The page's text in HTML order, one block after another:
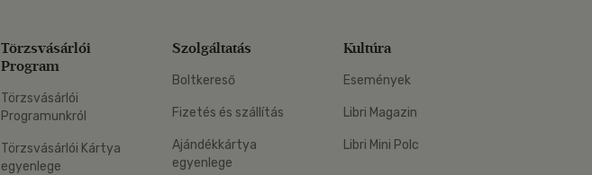
Törzsvásárlói
Program
Törzsvásárlói
Programunkról
Törzsvásárlói Kártya
egyenlege
Szolgáltatás
Boltkereső
Fizetés és szállítás
Ajándékkártya
egyenlege
Kultúra
Események
Libri Magazin
Libri Mini Polc